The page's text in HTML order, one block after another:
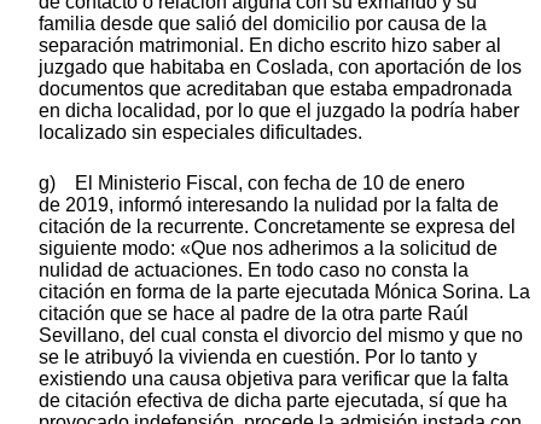
familia desde que salió del domicilio por causa de la
separación matrimonial. En dicho escrito hizo saber al
juzgado que habitaba en Coslada, con aportación de los
documentos que acreditaban que estaba empadronada
en dicha localidad, por lo que el juzgado la podría haber
localizado sin especiales dificultades.
g) El Ministerio Fiscal, con fecha de 10 de enero
de 2019, informó interesando la nulidad por la falta de
citación de la recurrente. Concretamente se expresa del
siguiente modo: «Que nos adherimos a la solicitud de
nulidad de actuaciones. En todo caso no consta la
citación en forma de la parte ejecutada Mónica Sorina. La
citación que se hace al padre de la otra parte Raúl
Sevillano, del cual consta el divorcio del mismo y que no
se le atribuyó la vivienda en cuestión. Por lo tanto y
existiendo una causa objetiva para verificar que la falta
de citación efectiva de dicha parte ejecutada, sí que ha